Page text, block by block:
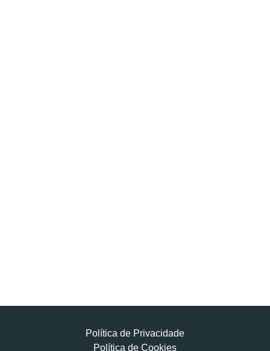
Política de Privacidade
Política de Cookies